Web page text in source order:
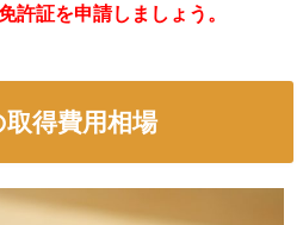
許証を申請しましょう。
取得費用相場